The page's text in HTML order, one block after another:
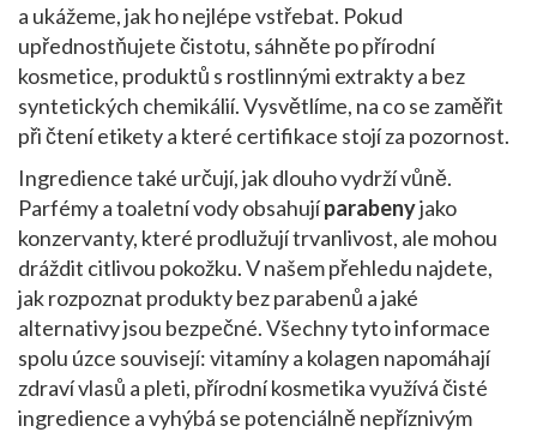
a ukážeme, jak ho nejlépe vstřebat. Pokud
upřednostňujete čistotu, sáhněte popřírodní
kosmetice, produktů s rostlinnými extrakty a bez
syntetických chemikálií. Vysvětlíme, na co se zaměřit
při čtení etikety a které certifikace stojí za pozornost.
Ingredience také určují, jak dlouho vydrží vůně.
Parfémy a toaletní vody obsahujíparabenyjako
konzervanty, které prodlužují trvanlivost, ale mohou
dráždit citlivou pokožku. V našem přehledu najdete,
jak rozpoznat produkty bez parabenů a jaké
alternativy jsou bezpečné. Všechny tyto informace
spolu úzce souvisejí: vitamíny a kolagen napomáhají
zdraví vlasů a pleti, přírodní kosmetika využívá čisté
ingredience a vyhýbá se potenciálně nepříznivým